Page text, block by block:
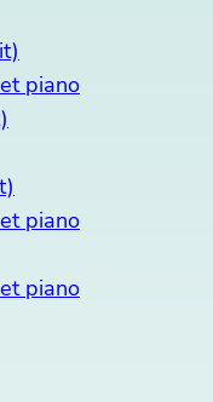
piano
piano
piano